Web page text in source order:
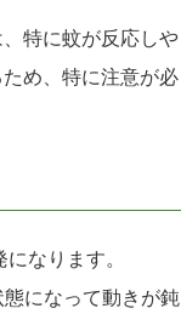
特に蚊が反応しや
め、特に注意が必
なります。
になって動きが鈍